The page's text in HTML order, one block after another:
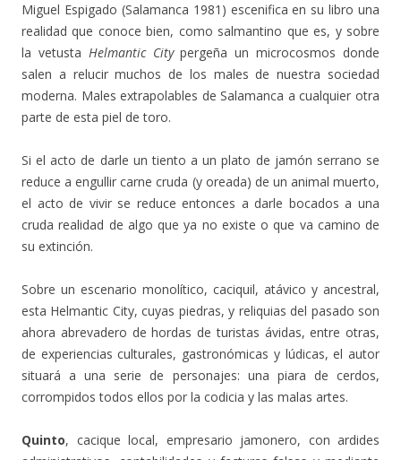
Miguel Espigado (Salamanca 1981) escenifica en su libro una
realidad que conoce bien, como salmantino que es, y sobre
la vetusta Helmantic Citypergeña un microcosmos donde
salen a relucir muchos de los males de nuestra sociedad
moderna. Males extrapolables de Salamanca a cualquier otra
parte de esta piel de toro.
Si el acto de darle un tiento a un plato de jamón serrano se
reduce a engullir carne cruda (y oreada) de un animal muerto,
el acto de vivir se reduce entonces a darle bocados a una
cruda realidad de algo que ya no existe o que va camino de
su extinción.
Sobre un escenario monolítico, caciquil, atávico y ancestral,
esta Helmantic City, cuyas piedras, y reliquias del pasado son
ahora abrevadero de hordas de turistas ávidas, entre otras,
de experiencias culturales, gastronómicas y lúdicas, el autor
situará a una serie de personajes: una piara de cerdos,
corrompidos todos ellos por la codicia y las malas artes.
Quinto, cacique local, empresario jamonero, con ardides